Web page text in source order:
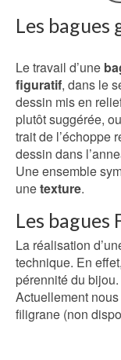
Les bagues
Le travail d’une
figuratif, dans le
dessin mis en
plutôt suggérée,
trait de l’échoppe
dessin dans
Une ensemble
unetexture.
Les bagues
La réalisation
technique. En
pérennité du bijou.
Actuellement nous
filigrane (non